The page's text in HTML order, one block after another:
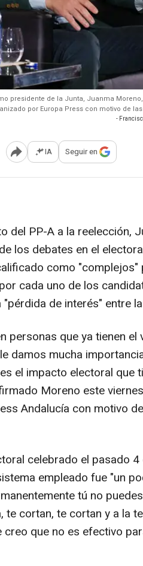
presidente de la Junta, Juanma
por Europa Press con motivo de
-
Abrir opciones para
IA Seguir en
del PP-A a la reelección,
los debates en el
como "complejos"
cada uno de los
de interés" entre
personas que ya tienen el
damos mucha
el impacto electoral que
Moreno este
Andalucía con motivo
celebrado el pasado 4
empleado fue "un
tú no
te cortan, te cortan y a la
creo que no es efectivo